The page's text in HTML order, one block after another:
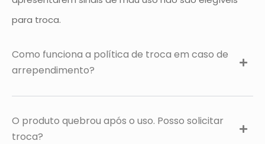
para troca.
Como funciona a política de troca em caso de
arrependimento?
O produto quebrou após o uso. Posso solicitar
troca?